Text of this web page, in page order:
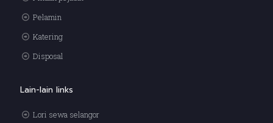
Pelamin
Katering
Disposal
Lain-lain links
Lori sewa selangor